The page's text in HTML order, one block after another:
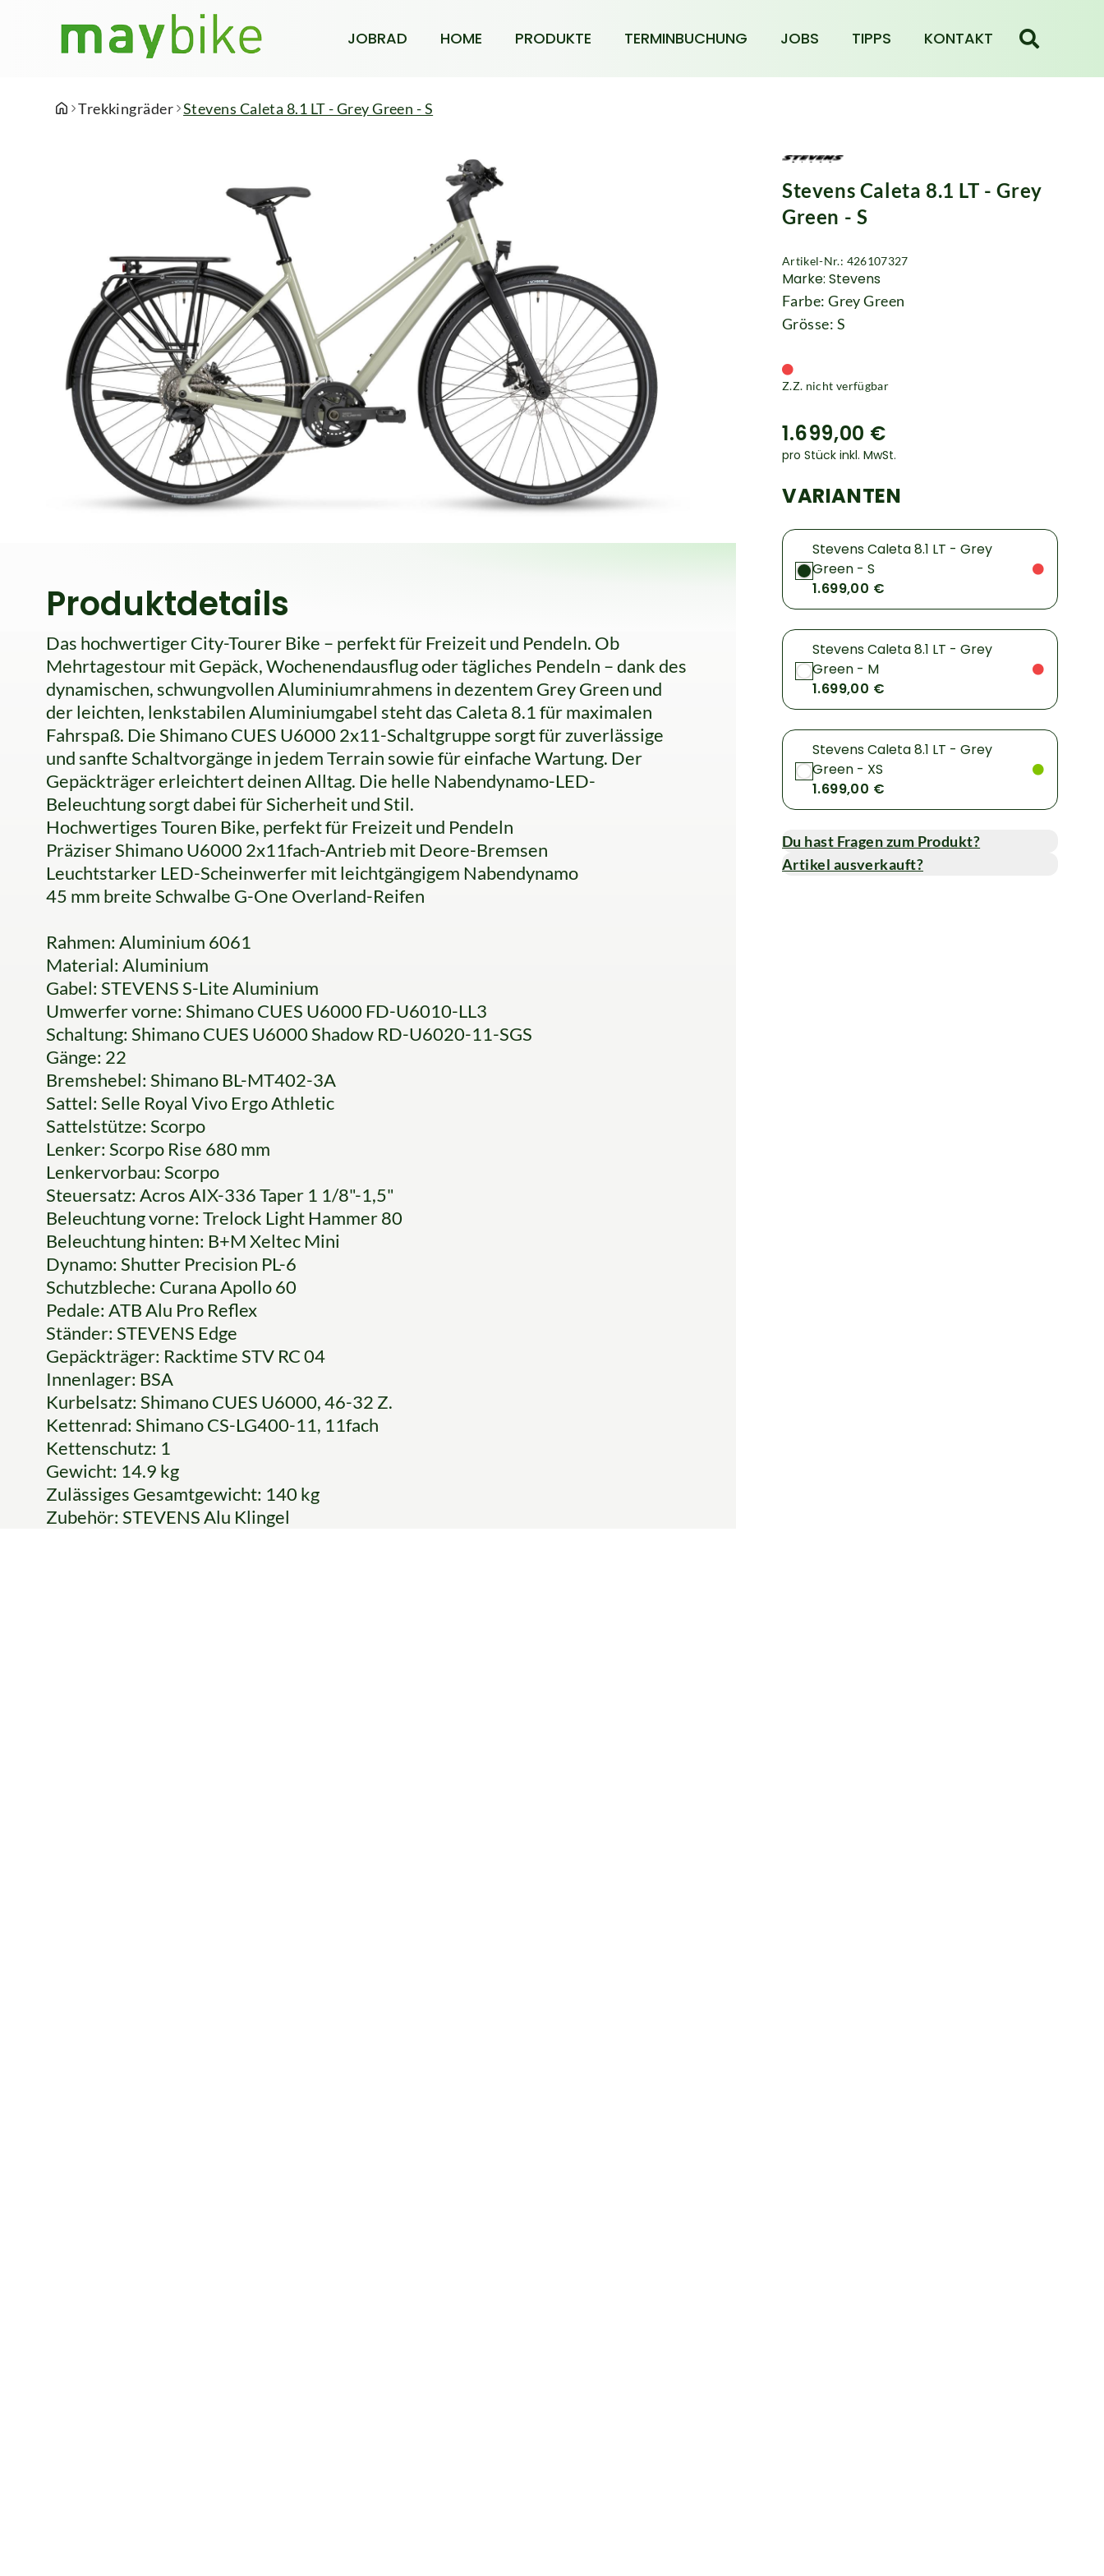
JOBRAD HOME PRODUKTE TERMINBUCHUNG JOBS TIPPS KONTAKT
Trekkingräder Stevens Caleta 8.1 LT - Grey Green - S
Produktdetails
Das hochwertiger City-Tourer Bike – perfekt für Freizeit und Pendeln. Ob
Mehrtagestour mit Gepäck, Wochenendausflug oder tägliches Pendeln – dank des
dynamischen, schwungvollen Aluminiumrahmens in dezentem Grey Green und
der leichten, lenkstabilen Aluminiumgabel steht das Caleta 8.1 für maximalen
Fahrspaß. Die Shimano CUES U6000 2x11-Schaltgruppe sorgt für zuverlässige
und sanfte Schaltvorgänge in jedem Terrain sowie für einfache Wartung. Der
Gepäckträger erleichtert deinen Alltag. Die helle Nabendynamo-LED-
Beleuchtung sorgt dabei für Sicherheit und Stil.
Hochwertiges Touren Bike, perfekt für Freizeit und Pendeln
Präziser Shimano U6000 2x11fach-Antrieb mit Deore-Bremsen
Leuchtstarker LED-Scheinwerfer mit leichtgängigem Nabendynamo
45 mm breite Schwalbe G-One Overland-Reifen
Rahmen: Aluminium 6061
Material: Aluminium
Gabel: STEVENS S-Lite Aluminium
Umwerfer vorne: Shimano CUES U6000 FD-U6010-LL3
Schaltung: Shimano CUES U6000 Shadow RD-U6020-11-SGS
Gänge: 22
Bremshebel: Shimano BL-MT402-3A
Sattel: Selle Royal Vivo Ergo Athletic
Sattelstütze: Scorpo
Lenker: Scorpo Rise 680 mm
Lenkervorbau: Scorpo
Steuersatz: Acros AIX-336 Taper 1 1/8"-1,5"
Beleuchtung vorne: Trelock Light Hammer 80
Beleuchtung hinten: B+M Xeltec Mini
Dynamo: Shutter Precision PL-6
Schutzbleche: Curana Apollo 60
Pedale: ATB Alu Pro Reflex
Ständer: STEVENS Edge
Gepäckträger: Racktime STV RC 04
Innenlager: BSA
Kurbelsatz: Shimano CUES U6000, 46-32 Z.
Kettenrad: Shimano CS-LG400-11, 11fach
Kettenschutz: 1
Gewicht: 14.9 kg
Zulässiges Gesamtgewicht: 140 kg
Zubehör: STEVENS Alu Klingel
Stevens Caleta 8.1 LT - Grey
Green - S
Artikel-Nr.: 426107327
Marke: Stevens
Farbe: Grey Green
Grösse: S
Z.Z. nicht verfügbar
1.699,00 €
pro Stück inkl. MwSt.
VARIANTEN
Stevens Caleta 8.1 LT - Grey
Green - S
1.699,00 €
Stevens Caleta 8.1 LT - Grey
Green - M
1.699,00 €
Stevens Caleta 8.1 LT - Grey
Green - XS
1.699,00 €
Du hast Fragen zum Produkt?
Artikel ausverkauft?